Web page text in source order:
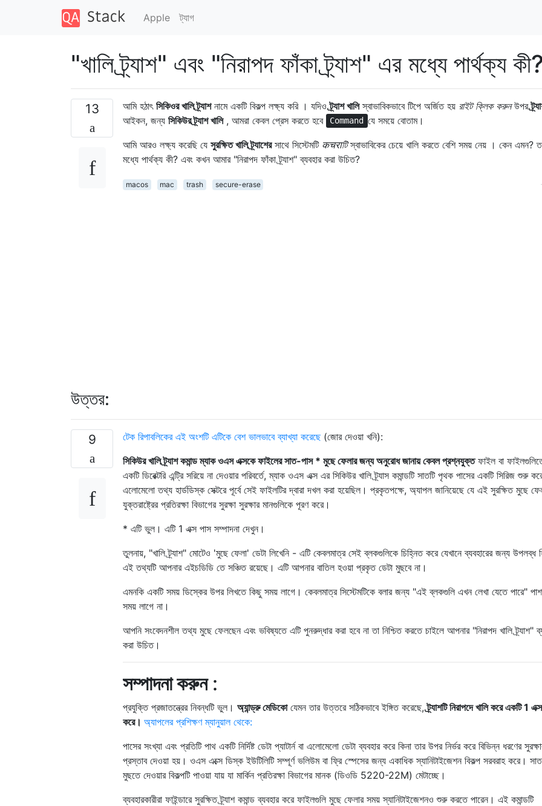
Apple ট্যাগ
"খালি ট্র্যাশ" এবং "নিরাপদ ফাঁকা ট্র্যাশ" এর মধ্যে পার্থক্য কী?
13 আমি হঠাৎ সিকিওর খালি ট্র্যাশনামে একটি বিকল্প লক্ষ্য করি । যদিওট্র্যাশ খালিস্বাভাবিকভাবে টিপে অর্জিত হয় রাইট ক্লিক করুনউপর
আইকন, জন্য সিকিউর ট্র্যাশ খালি, আমরা কেবল প্রেস করতে হবে Command যে সময়ে বোতাম।
আমি আরও লক্ষ্য করেছি যে সুরক্ষিত খালি ট্র্যাশেরসাথে সিস্টেমটি कचराটিস্বাভাবিকের চেয়ে খালি করতে বেশি সময় নেয় । কেন এমন?
মধ্যে পার্থক্য কী? এবং কখন আমার "নিরাপদ ফাঁকা ট্র্যাশ" ব্যবহার করা উচিত?
macos mac trash secure-erase
উত্তর:
9 টেক রিপাবলিকের এই অংশটি এটিকে বেশ ভালভাবে ব্যাখ্যা করেছে(জোর দেওয়া খনি):
সিকিউর খালি ট্র্যাশ কমান্ড ম্যাক ওএস এক্সকে ফাইলের সাত-পাস * মুছে ফেলার জন্য অনুরোধ জানায় কেবল প্রশ্নযুক্তফাইল বা
একটি ডিরেক্টরি এন্ট্রি সরিয়ে না দেওয়ার পরিবর্তে, ম্যাক ওএস এক্স এর সিকিউর খালি ট্র্যাস কমান্ডটি সাতটি পৃথক পাসের একটি সিরিজ শুরু
এলোমেলো তথ্য হার্ডডিস্ক সেক্টরে পূর্বে সেই ফাইলটির দ্বারা দখল করা হয়েছিল। প্রকৃতপক্ষে, অ্যাপল জানিয়েছে যে এই সুরক্ষিত মুছে
যুক্তরাষ্ট্রের প্রতিরক্ষা বিভাগের সুরক্ষা সুরক্ষার মানগুলিকে পূরণ করে।
* এটি ভুল। এটি 1 এক্স পাস সম্পাদনা দেখুন।
তুলনায়, "খালি ট্র্যাশ" মোটেও 'মুছে ফেলা' ডেটা লিখেনি - এটি কেবলমাত্র সেই ব্লকগুলিকে চিহ্নিত করে যেখানে ব্যবহারের জন্য উপলব্ধ
এই তথ্যটি আপনার এইচডিডি তে সঞ্চিত রয়েছে। এটি আপনার বাতিল হওয়া প্রকৃত ডেটা মুছবে না।
এমনকি একটি সময় ডিস্কের উপর লিখতে কিছু সময় লাগে। কেবলমাত্র সিস্টেমটিকে বলার জন্য "এই ব্লকগুলি এখন লেখা যেতে পারে"
সময় লাগে না।
আপনি সংবেদনশীল তথ্য মুছে ফেলছেন এবং ভবিষ্যতে এটি পুনরুদ্ধার করা হবে না তা নিশ্চিত করতে চাইলে আপনার "নিরাপদ খালি ট্র্যাশ"
করা উচিত।
সম্পাদনা করুন:
প্রযুক্তি প্রজাতন্ত্রের নিবন্ধটি ভুল। অ্যান্ড্রু মেডিকোযেমন তার উত্তরে সঠিকভাবে ইঙ্গিত করেছে,ট্র্যাশটি নিরাপদে খালি করে একটি 1
করে। অ্যাপলের প্রশিক্ষণ ম্যানুয়াল থেকে:
পাসের সংখ্যা এবং প্রতিটি পাথ একটি নির্দিষ্ট ডেটা প্যাটার্ন বা এলোমেলো ডেটা ব্যবহার করে কিনা তার উপর নির্ভর করে বিভিন্ন ধরণের
প্রস্তাব দেওয়া হয়। ওএস এক্সে ডিস্ক ইউটিলিটি সম্পূর্ণ ভলিউম বা ফ্রি স্পেসের জন্য একাধিক স্যানিটাইজেশন বিকল্প সরবরাহ করে।
মুছতে দেওয়ার বিকল্পটি পাওয়া যায় যা মার্কিন প্রতিরক্ষা বিভাগের মানক (ডিওডি 5220-22M) মেটাচ্ছে।
ব্যবহারকারীরা ফাইন্ডারে সুরক্ষিত ট্র্যাশ কমান্ড ব্যবহার করে ফাইলগুলি মুছে ফেলার সময় স্যানিটাইজেশনও শুরু করতে পারেন। এই কমান্ডটি